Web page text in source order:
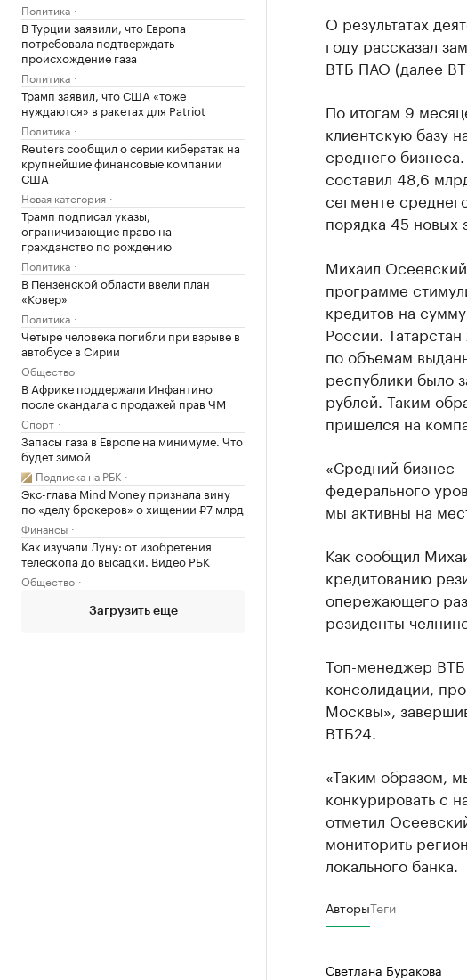
Политика
В Турции заявили, что Европа
потребовала подтверждать
происхождение газа
Политика
Трамп заявил, что США «тоже
нуждаются» в ракетах для Patriot
Политика
Reuters сообщил о серии кибератак на
крупнейшие финансовые компании
США
Новая категория
Трамп подписал указы,
ограничивающие право на
гражданство по рождению
Политика
В Пензенской области ввели план
«Ковер»
Политика
Четыре человека погибли при взрыве в
автобусе в Сирии
Общество
В Африке поддержали Инфантино
после скандала с продажей прав ЧМ
Спорт
Запасы газа в Европе на минимуме. Что
будет зимой
Подписка на РБК
Экс-глава Mind Money признала вину
по «делу брокеров» о хищении ₽7 млрд
Финансы
Как изучали Луну: от изобретения
телескопа до высадки. Видео РБК
Общество
Загрузить еще
О результатах
году рассказал
ВТБ ПАО (далее
По итогам 9
клиентскую базу
среднего
составил 48,6
сегменте
порядка 45 новых
Михаил
программе
кредитов на
России.
по объемам
республики было
рублей. Таким
пришелся на
«Средний бизнес
федерального
мы активны на
Как сообщил
кредитованию
опережающего
резиденты
Топ-менеджер ВТБ
консолидации,
Москвы»,
ВТБ24.
«Таким образом,
конкурировать с
отметил
мониторить
локального банка.
АвторыТеги
Светлана Буракова